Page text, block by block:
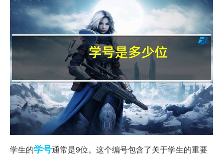
学生的学号通常是9位。这个编号包含了关于学生的重要